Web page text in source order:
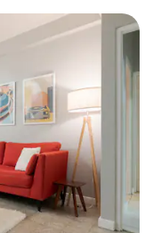
arasında